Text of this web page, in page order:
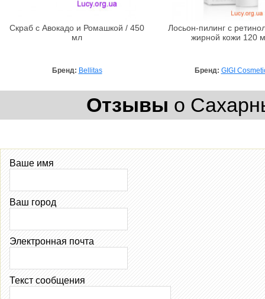
Скраб с Авокадо и Ромашкой / 450
мл
Бренд: Bellitas
Лосьон-пилинг с
жирной кожи 120
Бренд: GIGI
Отзывы о
Ваше имя
Ваш город
Электронная почта
Текст сообщения